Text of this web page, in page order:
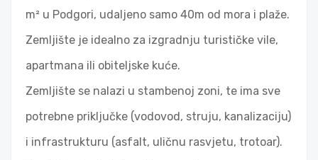
m² u Podgori, udaljeno samo 40m od mora i plaže.
Zemljište je idealno za izgradnju turističke vile,
apartmana ili obiteljske kuće.
Zemljište se nalazi u stambenoj zoni, te ima sve
potrebne priključke (vodovod, struju, kanalizaciju)
i infrastrukturu (asfalt, uličnu rasvjetu, trotoar).